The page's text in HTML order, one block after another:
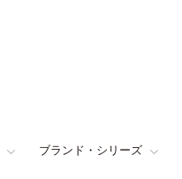
ブランド・シリーズ